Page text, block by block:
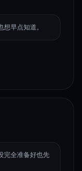
早点知道。
完全准备好也先